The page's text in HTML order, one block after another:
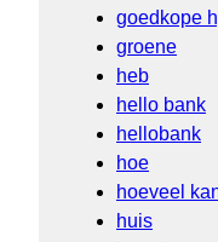
goedkope
groene
heb
hello bank
hellobank
hoe
hoeveel
huis